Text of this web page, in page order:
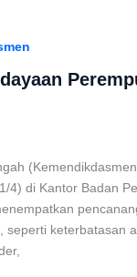
4) di Kantor Badan
keterbatasan